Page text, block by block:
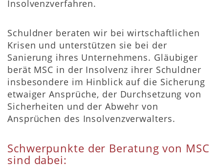
Insolvenzverfahren.
Schuldner beraten wir bei wirtschaftlichen
Krisen und unterstützen sie bei der
Sanierung ihres Unternehmens. Gläubiger
berät MSC in der Insolvenz ihrer Schuldner
insbesondere im Hinblick auf die Sicherung
etwaiger Ansprüche, der Durchsetzung von
Sicherheiten und der Abwehr von
Ansprüchen des Insolvenzverwalters.
Schwerpunkte der Beratung von MSC
sind dabei: